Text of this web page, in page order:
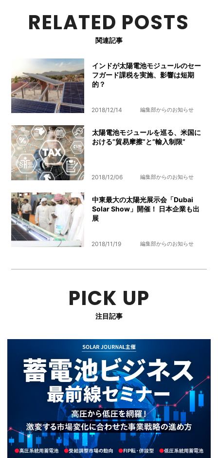
RELATED POSTS
関連記事
インドが太陽電池モジュールのセー
フガード課税を実施、影響は短期
的？
2018/12/14 編集部からのお知らせ
太陽電池モジュールを巡る、米国に
おける”貿易摩擦”と”輸入制限”
2018/12/06 編集部からのお知らせ
中東最大の太陽光展示会「Dubai
Solar Show」開催！ 日本企業も出
展
2018/11/19 編集部からのお知らせ
PICK UP
注目記事